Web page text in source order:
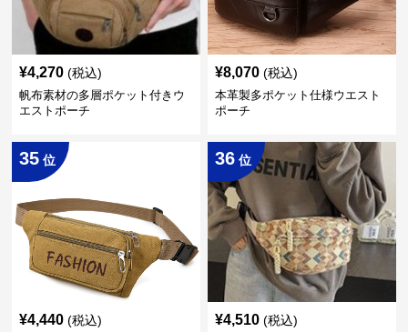
¥4,270 (税込)
帆布素材の多層ポケット付きウ
エストポーチ
¥8,070 (税込)
本革製多ポケット仕様ウエスト
ポーチ
35 位
¥4,440 (税込)
36 位
¥4,510 (税込)